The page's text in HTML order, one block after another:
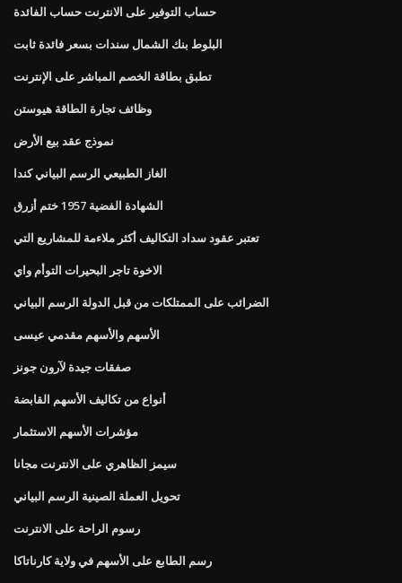
حساب التوفير على الانترنت حساب الفائدة
البلوط بنك الشمال سندات بسعر فائدة ثابت
تطبق بطاقة الخصم المباشر على الإنترنت
وظائف تجارة الطاقة هيوستن
نموذج عقد بيع الأرض
الغاز الطبيعي الرسم البياني كندا
الشهادة الفضية 1957 ختم أزرق
تعتبر عقود سداد التكاليف أكثر ملاءمة للمشاريع التي
الاخوة تاجر البحيرات التوأم واي
الضرائب على الممتلكات من قبل الدولة الرسم البياني
الأسهم والأسهم مقدمي عيسى
صفقات جيدة لآرون جونز
أنواع من تكاليف الأسهم القابضة
مؤشرات الأسهم الاستثمار
سيمز الظاهري على الانترنت مجانا
تحويل العملة الصينية الرسم البياني
رسوم الراحة على الانترنت
رسم الطابع على الأسهم في ولاية كارناتاكا